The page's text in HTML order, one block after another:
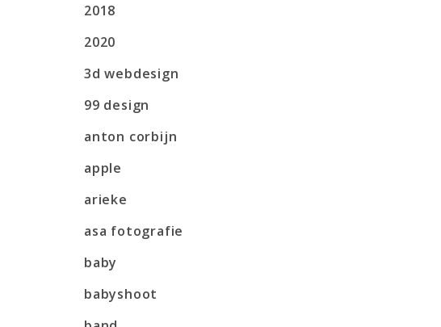
2018
2020
3d webdesign
99 design
anton corbijn
apple
arieke
asa fotografie
baby
babyshoot